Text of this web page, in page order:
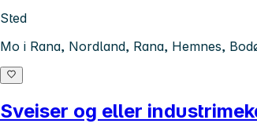
Sted
Mo i Rana, Nordland, Rana, Hemnes,
Sveiser og eller